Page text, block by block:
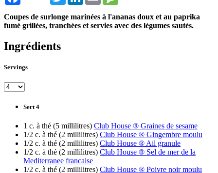
Coupes de surlonge marinées à l'ananas doux et au paprika
fumé grillées, tranchées et servies avec des légumes sautés.
Ingrédients
Servings
Sert 4
1 c. à thé (5 millilitres) Club House ® Graines de sesame
1/2 c. à thé (2 millilitres) Club House ® Gingembre moulu
1/2 c. à thé (2 millilitres) Club House ® Ail granule
1/2 c. à thé (2 millilitres) Club House ® Sel de mer de la
Mediterranee francaise
1/2 c. à thé (2 millilitres) Club House ® Poivre noir moulu